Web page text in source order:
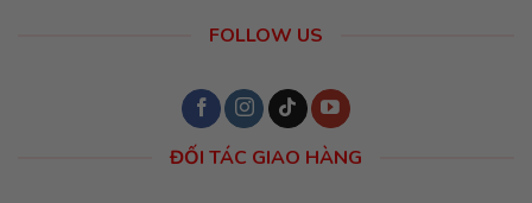
FOLLOW US
ĐỐI TÁC GIAO HÀNG